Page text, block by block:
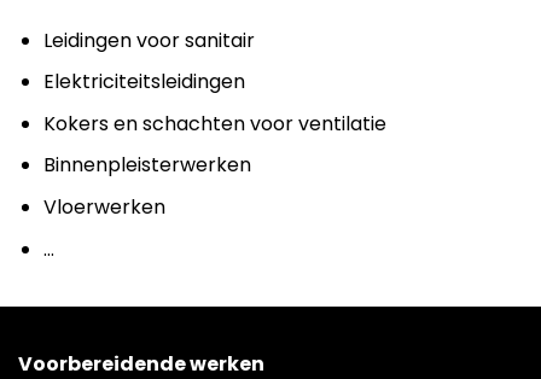
Leidingen voor sanitair
Elektriciteitsleidingen
Kokers en schachten voor ventilatie
Binnenpleisterwerken
Vloerwerken
…
Voorbereidende werken